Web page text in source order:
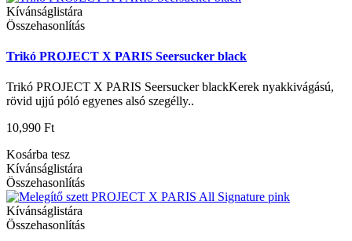
Kívánságlistára
Összehasonlítás
Trikó PROJECT X PARIS Seersucker black
Trikó PROJECT X PARIS Seersucker blackKerek nyakkivágású,
rövid ujjú póló egyenes alsó szegélly..
10,990 Ft
Kosárba tesz
Kívánságlistára
Összehasonlítás
Kívánságlistára
Összehasonlítás